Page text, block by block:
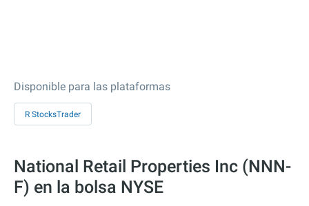
Disponible para las plataformas
R StocksTrader
National Retail Properties Inc (NNN-
F) en la bolsa NYSE